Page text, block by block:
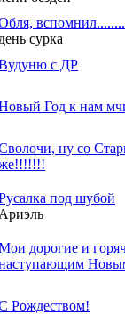
сурка
с ДР
Год к нам
ну со
под шубой
дорогие и
Рождеством!